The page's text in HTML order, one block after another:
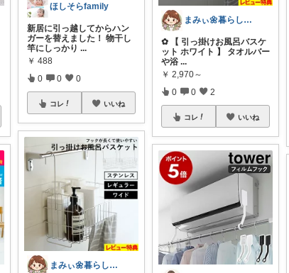
ほしそらfamily
新居に引っ越してからハン
ガーを替えました！ 物干し
竿にしっかり ...
￥ 488
0 0 0
コレ いいね
まみぃ🌼暮らしの便利グッズ｜毎日朝コレ
まみぃ🌼暮らしの便利グッズ｜毎日朝コレ
✿ 【 引っ掛けお風呂バスケ
ット ホワイト 】 タオルバー
や浴 ...
￥ 2,970～
0 0 2
コレ いいね